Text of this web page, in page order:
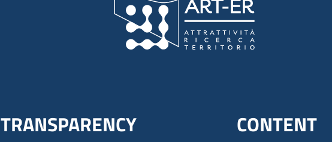
TRANSPARENCY CONTENT